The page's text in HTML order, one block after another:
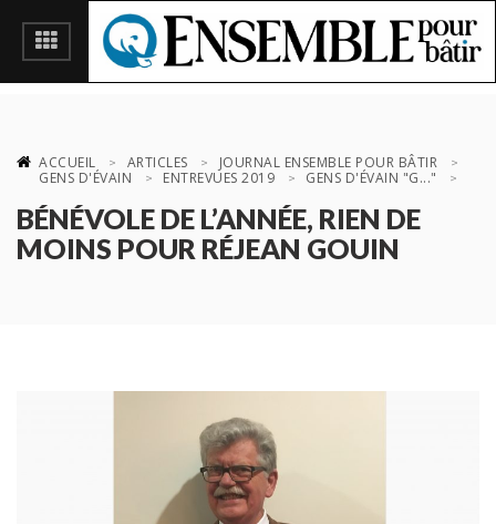
ACCUEIL ARTICLES
JOURNAL ENSEMBLE POUR BÂTIR
GENS D'ÉVAIN
ENTREVUES 2019 GENS D'ÉVAIN "G..."
BÉNÉVOLE DE L’ANNÉE, RIEN DE
MOINS POUR RÉJEAN GOUIN